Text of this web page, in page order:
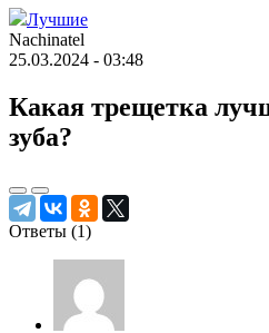
Лучшие
Nachinatel
25.03.2024 - 03:48
Какая трещетка
зуба?
Ответы (1)